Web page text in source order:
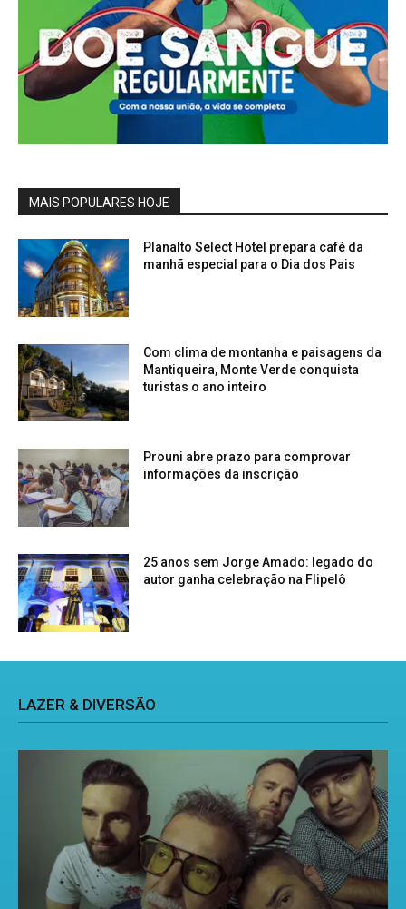
MAIS POPULARES HOJE
Planalto Select Hotel prepara café da
manhã especial para o Dia dos Pais
Com clima de montanha e paisagens da
Mantiqueira, Monte Verde conquista
turistas o ano inteiro
Prouni abre prazo para comprovar
informações da inscrição
25 anos sem Jorge Amado: legado do
autor ganha celebração na Flipelô
LAZER & DIVERSÃO